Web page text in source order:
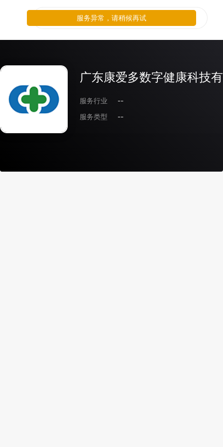
广东康爱多数字健康科技
服务行业
--
服务类型
--
服务异常，请稍候再试